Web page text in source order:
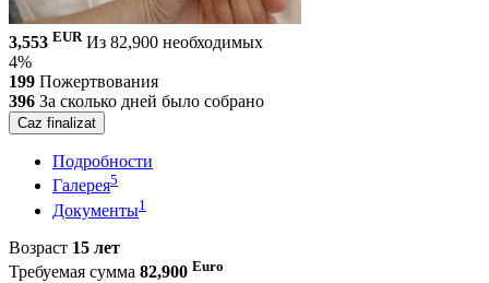
3,553 EUR Из 82,900 необходимых
4%
199 Пожертвования
396 За сколько дней было собрано
Caz finalizat
Подробности
Галерея5
Документы1
Возраст 15 лет
Требуемая сумма 82,900 Euro